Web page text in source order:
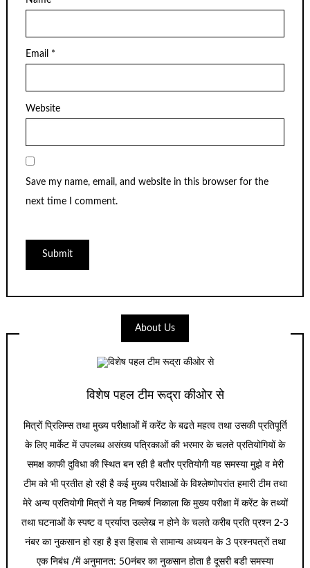
Email *
Website
Save my name, email, and website in this browser for the
next time I comment.
About Us
विशेष पहल टीम रूद्रा कीओर से
मित्रों प्रिलिम्स तथा मुख्य परीक्षाओं में करेंट के बढते महत्व तथा उसकी प्रतिपूर्ति
के लिए मार्केट में उपलब्ध असंख्य पत्रिकाओं की भरमार के चलते प्रतियोगियों के
समक्ष काफी दुविधा की स्थित बन रही है बतौर प्रतियोगी यह समस्या मुझे व मेरी
टीम को भी प्रतीत हो रही है कई मुख्य परीक्षाओं के विश्लेष्णोपरांत हमारी टीम तथा
मेरे अन्य प्रतियोगी मित्रों ने यह निष्कर्ष निकाला कि मुख्य परीक्षा में करेंट के तथ्यों
तथा घटनाओं के स्पष्ट व प्रर्याप्त उल्लेख न होने के चलते करीब प्रति प्रश्न 2-3
नंबर का नुकसान हो रहा है इस हिसाब से सामान्य अध्ययन के 3 प्रश्नपत्रों तथा
एक निबंध /में अनुमानत: 50नंबर का नुकसान होता है दूसरी बडी समस्या